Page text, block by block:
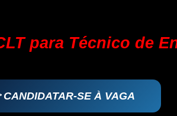
para Técnico de
SE À VAGA